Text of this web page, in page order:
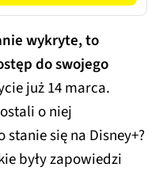
wykryte, to
do swojego
już 14 marca.
o niej
się na Disney+?
były zapowiedzi